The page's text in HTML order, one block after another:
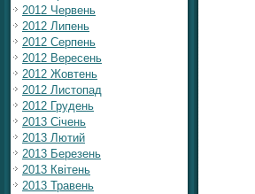
2012 Червень
2012 Липень
2012 Серпень
2012 Вересень
2012 Жовтень
2012 Листопад
2012 Грудень
2013 Січень
2013 Лютий
2013 Березень
2013 Квітень
2013 Травень